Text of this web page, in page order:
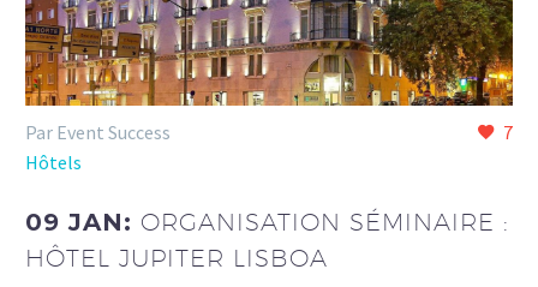
7
Par Event Success
Hôtels
09 JAN: ORGANISATION SÉMINAIRE :
HÔTEL JUPITER LISBOA